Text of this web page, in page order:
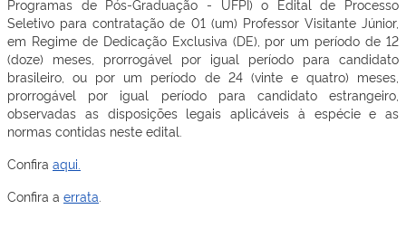
Programas de Pós-Graduação - UFPI) o Edital de Processo
Seletivo para contratação de 01 (um) Professor Visitante Júnior,
em Regime de Dedicação Exclusiva (DE), por um período de 12
(doze) meses, prorrogável por igual período para candidato
brasileiro, ou por um período de 24 (vinte e quatro) meses,
prorrogável por igual período para candidato estrangeiro,
observadas as disposições legais aplicáveis à espécie e as
normas contidas neste edital.
Confira aqui.
Confira a errata